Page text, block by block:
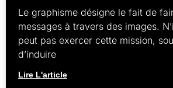
Le graphisme désigne le fait de
messages à travers des images.
peut pas exercer cette mission,
d’induire
Lire L'article